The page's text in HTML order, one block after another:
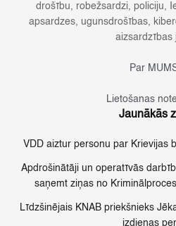
drošību, robežsardzi, policiju,
apsardzes, ugunsdrošības,
aizsardzības
Par
Lietošanas
Jaunākās
VDD aiztur personu par Krievijas
Apdrošinātāji un operatīvās
saņemt ziņas no
Līdzšinējais KNAB priekšnieks
izdienas